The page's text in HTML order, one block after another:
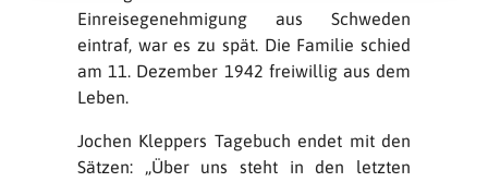
Einreisegenehmigung aus Schweden
eintraf, war es zu spät. Die Familie schied
am 11. Dezember 1942 freiwillig aus dem
Leben.
Jochen Kleppers Tagebuch endet mit den
Sätzen: „Über uns steht in den letzten